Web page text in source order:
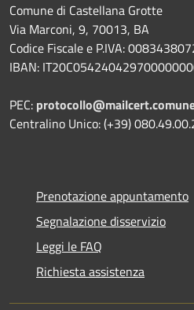
Comune di Castellana Grotte
Via Marconi, 9, 70013, BA
Codice Fiscale e P.IVA:
IBAN:
PEC:
Centralino Unico: (+39)
Prenotazione appuntamento
Segnalazione disservizio
Leggi le FAQ
Richiesta assistenza